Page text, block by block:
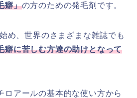
癖」の方のための発毛剤です。
め、世界のさまざまな雑誌でも
癖に苦しむ方達の助けとなって
ロアールの基本的な使い方から